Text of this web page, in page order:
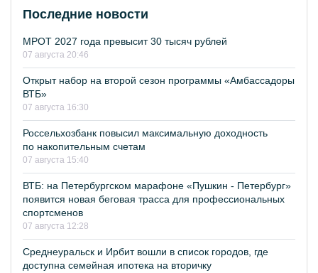
Последние новости
МРОТ 2027 года превысит 30 тысяч рублей
07 августа 20:46
Открыт набор на второй сезон программы «Амбассадоры
ВТБ»
07 августа 16:30
Россельхозбанк повысил максимальную доходность
по накопительным счетам
07 августа 15:40
ВТБ: на Петербургском марафоне «Пушкин - Петербург»
появится новая беговая трасса для профессиональных
спортсменов
07 августа 12:28
Среднеуральск и Ирбит вошли в список городов, где
доступна семейная ипотека на вторичку